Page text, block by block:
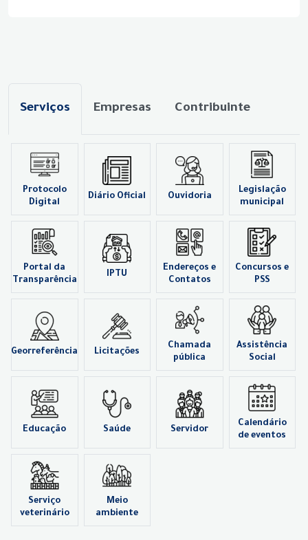
Serviços Empresas Contribuinte
Protocolo
Digital
Diário Oficial Ouvidoria
Legislação
municipal
Portal da
Transparência
IPTU
Endereços e
Contatos
Concursos e
PSS
Georreferência Licitações
Chamada
pública
Assistência
Social
Educação Saúde Servidor
Calendário
de eventos
Serviço
veterinário
Meio
ambiente